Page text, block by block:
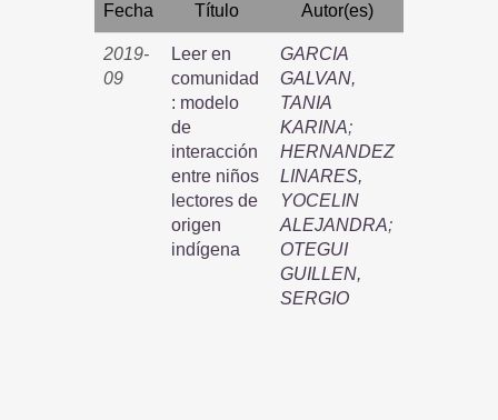
Fecha Título Autor(es)
2019-
09
Leer en
comunidad
: modelo
de
interacción
entre niños
lectores de
origen
indígena
GARCIA
GALVAN,
TANIA
KARINA;
HERNANDEZ
LINARES,
YOCELIN
ALEJANDRA;
OTEGUI
GUILLEN,
SERGIO